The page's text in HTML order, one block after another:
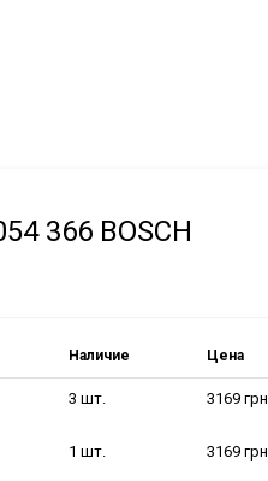
366 BOSCH
Наличие Цена
3 шт. 3169 грн.
1 шт. 3169 грн.